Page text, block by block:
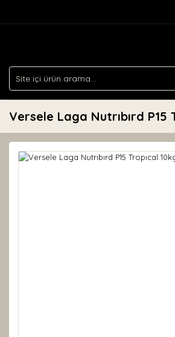
Versele Laga Nutrıbırd P15